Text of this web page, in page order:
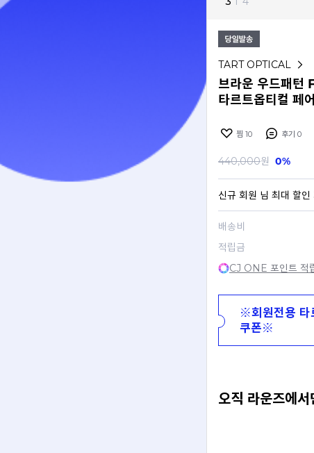
TART OPTICAL
브라운 우드패
타르트옵티컬 페
찜 10 후기 0
440,000원 0%
신규 회원 님 최대 할인
배송비
적립금
CJ ONE 포인트 적
※회원전용 타
쿠폰※
오직 라운즈에서
실물이 궁금할 때, 안경
개수 제한 없이 라운즈 연